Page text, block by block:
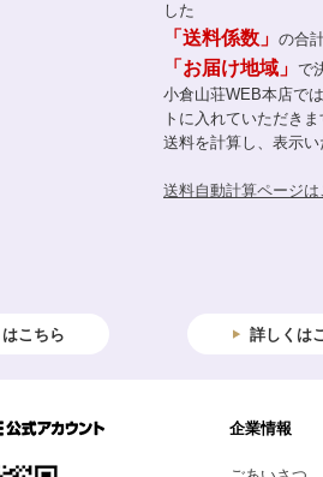
こちら
した
「送料係数」 の合
「お届け地域」 で
小倉山荘WEB本店で
トに入れていただき
送料を計算し、表示い
送料自動計算ページ
詳しくは
企業情報